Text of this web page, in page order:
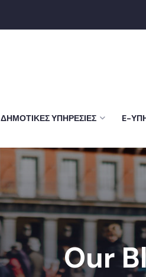
ΔΗΜΟΤΙΚΈΣ ΥΠΗΡΕΣΊΕΣ E-
Our